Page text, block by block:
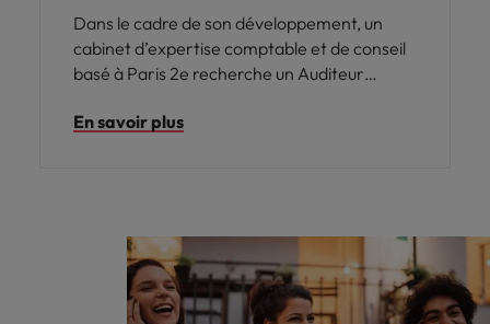
Dans le cadre de son développement, un
cabinet d’expertise comptable et de conseil
basé à Paris 2e recherche un Auditeur
diplômé d’un Master CCA ou du DSCG,
En savoir plus